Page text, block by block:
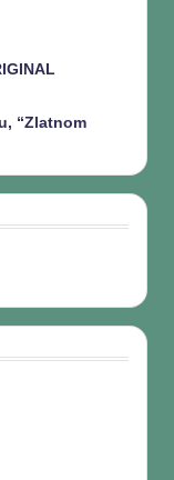
“Zlatnom